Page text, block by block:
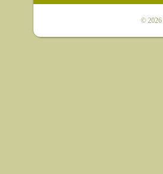
© 2026